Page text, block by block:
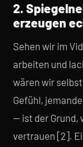
2.
erzeugen
Sehen wir im
arbeiten und
wären wir
Gefühl,
— ist der Grund,
vertrauen [2].